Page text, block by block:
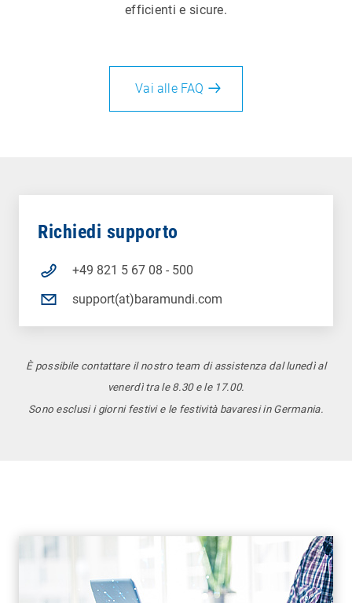
efficienti e sicure.
Vai alle FAQ
Richiedi supporto
+49 821 5 67 08 - 500
support(at)baramundi.com
È possibile contattare il nostro team di assistenza dal lunedì al
venerdì tra le 8.30 e le 17.00.
Sono esclusi i giorni festivi e le festività bavaresi in Germania.